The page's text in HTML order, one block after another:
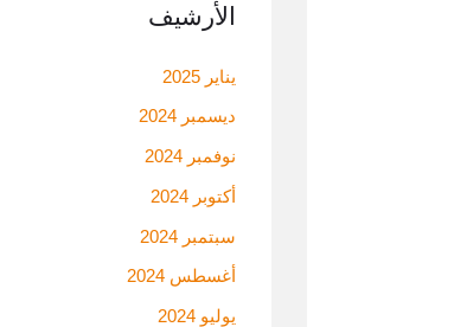
الأرشيف
يناير 2025
ديسمبر 2024
نوفمبر 2024
أكتوبر 2024
سبتمبر 2024
أغسطس 2024
يوليو 2024